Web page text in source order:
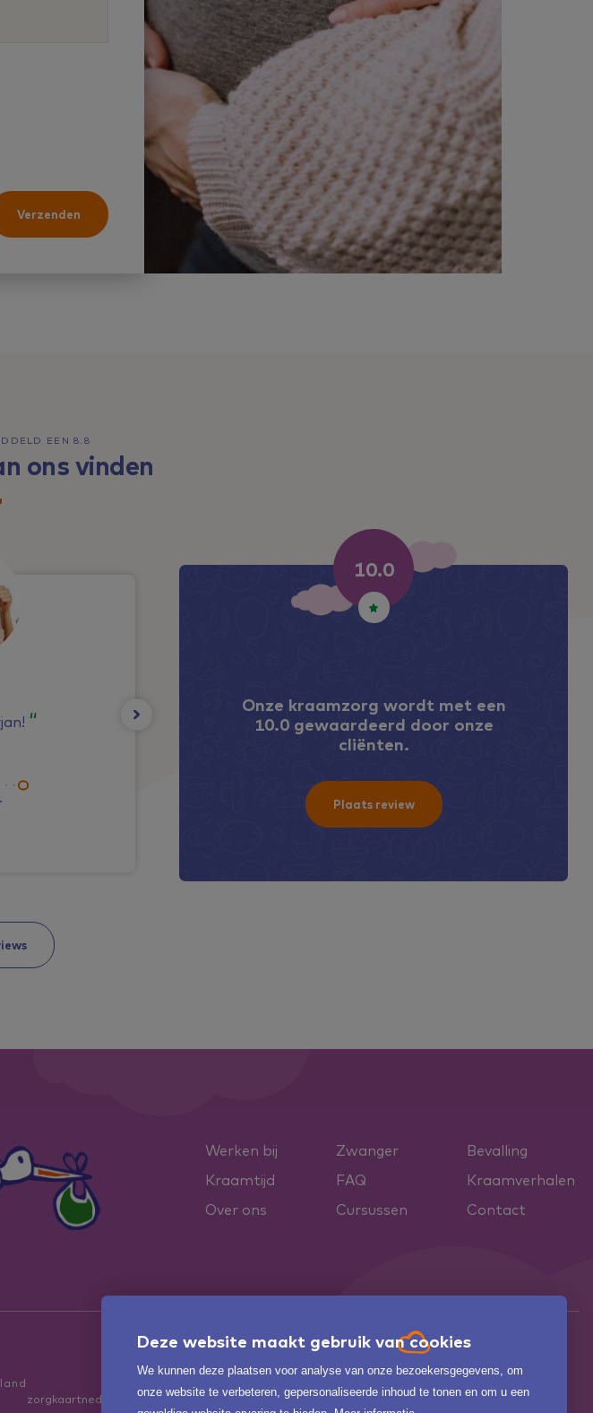
Deze website maakt gebruik van cookies
We kunnen deze plaatsen voor analyse van onze bezoekersgegevens, om
onze website te verbeteren, gepersonaliseerde inhoud te tonen en om u een
Verzenden
EEN 8.8
ons vinden
Marjan bedankt!!
Lees verder
Onze kraamzorg wordt met een
10.0 gewaardeerd door onze
cliënten.
Plaats review
Werken bij Zwanger
Bevalling
Kraamtijd
FAQ
Kraamverhalen
Over ons
Cursussen Contact
zorgkaartnederland.nl  